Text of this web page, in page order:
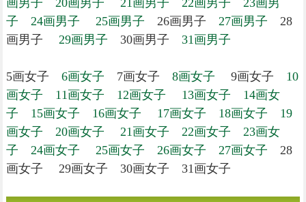
画男子
20画男子 21画男子 22画男子
23画男
子
24画男子 25画男子 26画男子 27画男子 28
画男子 29画男子 30画男子 31画男子
5画女子 6画女子 7画女子 8画女子 9画女子 10
画女子
11画女子 12画女子 13画女子
14画女
子
15画女子 16画女子 17画女子 18画女子
19
画女子
20画女子 21画女子 22画女子
23画女
子
24画女子 25画女子 26画女子 27画女子 28
画女子 29画女子 30画女子 31画女子